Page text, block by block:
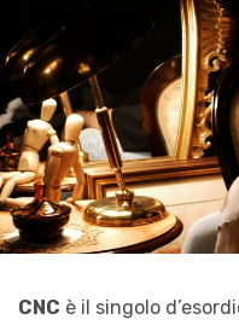
CNC è il singolo